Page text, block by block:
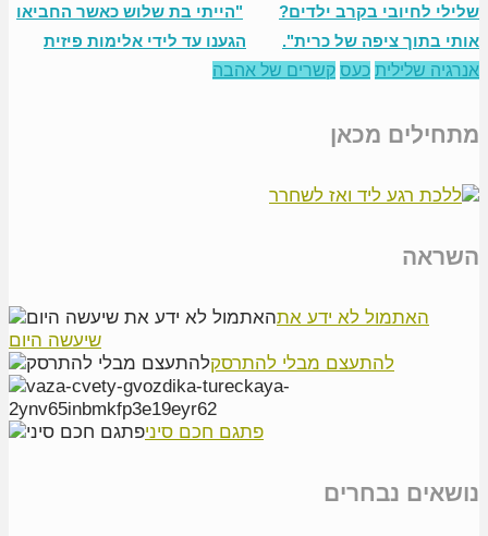
שלילי לחיובי בקרב ילדים?
"הייתי בת שלוש כאשר החביאו
אותי בתוך ציפה של כרית".
הגענו עד לידי אלימות פיזית
אנרגיה שלילית כעס קשרים של אהבה
מתחילים מכאן
השראה
האתמול לא ידע את
שיעשה היום
להתעצם מבלי להתרסק
פתגם חכם סיני
נושאים נבחרים